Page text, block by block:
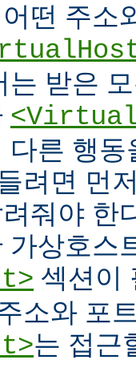
떤 주소
는 받은
다른 행
려면 먼
줘야 한
가상호스
섹션이
소와 포
는 접근